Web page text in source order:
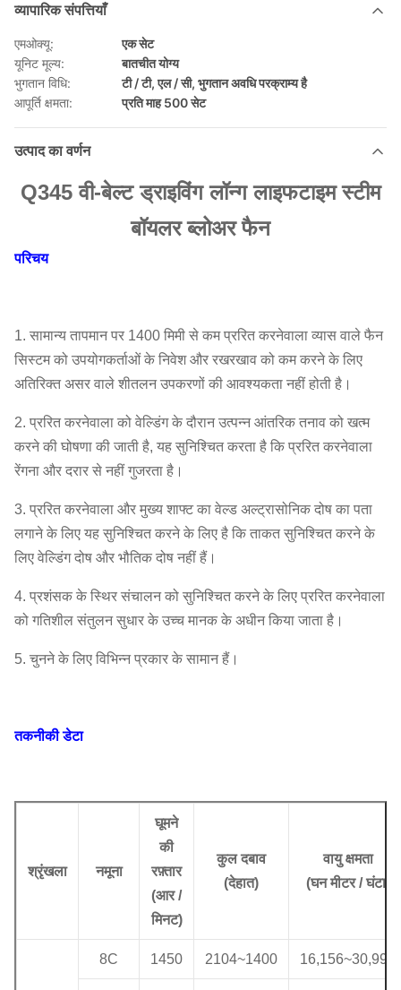
व्यापारिक संपत्तियाँ
एमओक्यू:
एक सेट
यूनिट मूल्य:
बातचीत योग्य
भुगतान विधि:
टी / टी, एल / सी, भुगतान अवधि परक्राम्य है
आपूर्ति क्षमता:
प्रति माह 500 सेट
उत्पाद का वर्णन
Q345 वी-बेल्ट ड्राइविंग लॉन्ग लाइफटाइम स्टीम
बॉयलर ब्लोअर फैन
परिचय
1. सामान्य तापमान पर 1400 मिमी से कम प्ररित करनेवाला व्यास वाले फैन
सिस्टम को उपयोगकर्ताओं के निवेश और रखरखाव को कम करने के लिए
अतिरिक्त असर वाले शीतलन उपकरणों की आवश्यकता नहीं होती है।
2. प्ररित करनेवाला को वेल्डिंग के दौरान उत्पन्न आंतरिक तनाव को खत्म
करने की घोषणा की जाती है, यह सुनिश्चित करता है कि प्ररित करनेवाला
रेंगना और दरार से नहीं गुजरता है।
3. प्ररित करनेवाला और मुख्य शाफ्ट का वेल्ड अल्ट्रासोनिक दोष का पता
लगाने के लिए यह सुनिश्चित करने के लिए है कि ताकत सुनिश्चित करने के
लिए वेल्डिंग दोष और भौतिक दोष नहीं हैं।
4. प्रशंसक के स्थिर संचालन को सुनिश्चित करने के लिए प्ररित करनेवाला
को गतिशील संतुलन सुधार के उच्च मानक के अधीन किया जाता है।
5. चुनने के लिए विभिन्न प्रकार के सामान हैं।
तकनीकी डेटा
श्रृंखला नमूना
घूमने
की
रफ़्तार
(आर /
मिनट)
कुल दबाव
(देहात)
वायु क्षमता
(घन मीटर / घंटा
8C 1450 2104~1400 16,156~30,993